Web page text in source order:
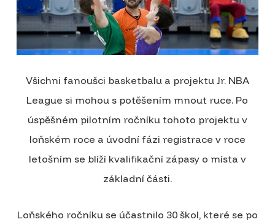
Všichni fanoušci basketbalu a projektu Jr. NBA
League si mohou s potěšením mnout ruce. Po
úspěšném pilotním ročníku tohoto projektu v
loňském roce a úvodní fázi registrace v roce
letošním se blíží kvalifikační zápasy o místa v
základní části.
Loňského ročníku se účastnilo 30 škol, které se po